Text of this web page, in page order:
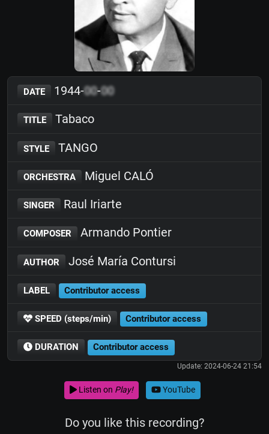
DATE 1944-00-00
TITLE Tabaco
STYLE TANGO
ORCHESTRA Miguel CALÓ
SINGER Raul Iriarte
COMPOSER Armando Pontier
AUTHOR José María Contursi
LABEL Contributor access
SPEED (steps/min) Contributor access
DURATION Contributor access
Update: 2024-06-24 21:54
Listen on Play! YouTube
Do you like this recording?